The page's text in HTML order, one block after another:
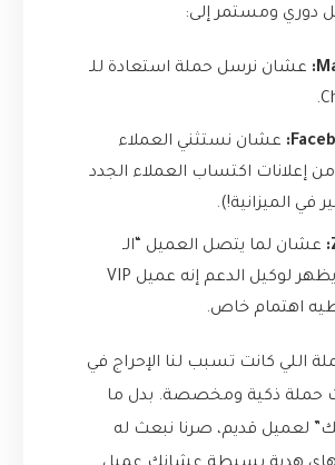
دوري ومستمر إلى:
عشان نرسل حملة استعادة للـ
عشان نستثني العملاء
من إعلانات اكتساب العملاء الجدد
في الميزانية!).
عشان لما يتصل العميل “الـ
Whale”، يظهر لوكيل الدعم إنه عميل VIP
اهتمام خاص.
اللي كانت تسبب لنا الإحراج في
حملة ذكية ومخصصة. بدل ما
لعميل قديم، صرنا نبعث له